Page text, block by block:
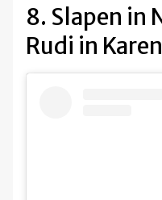
8. Slapen in
Rudi in Karen